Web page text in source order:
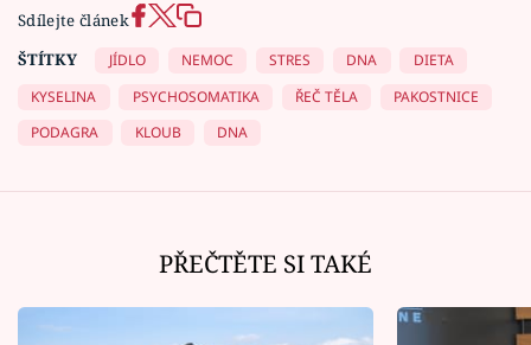
Sdílejte článek
ŠTÍTKY
JÍDLO NEMOC STRES DNA
DIETA
KYSELINA
PSYCHOSOMATIKA ŘEČ TĚLA
PAKOSTNICE
PODAGRA
KLOUB DNA
PŘEČTĚTE SI TAKÉ